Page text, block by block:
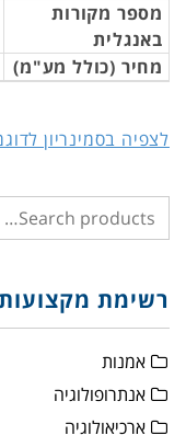
מספר מקורות
באנגלית
מחיר (כולל מע"מ)
לצפיה בסמינריון
רשימת
אמנות
אנתרופולוגיה
ארכיאולוגיה